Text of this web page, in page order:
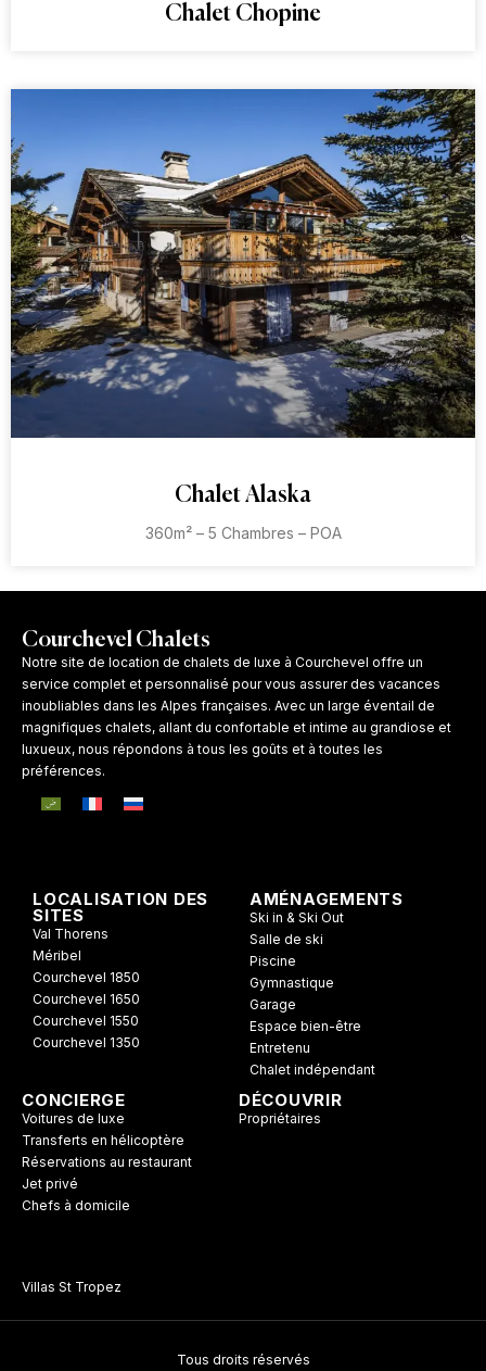
Chalet Chopine
Chalet Alaska
360m² – 5 Chambres – POA
Courchevel Chalets
Notre site de location de chalets de luxe à Courchevel offre un
service complet et personnalisé pour vous assurer des vacances
inoubliables dans les Alpes françaises. Avec un large éventail de
magnifiques chalets, allant du confortable et intime au grandiose et
luxueux, nous répondons à tous les goûts et à toutes les
préférences.
LOCALISATION DES
SITES
Val Thorens
Méribel
Courchevel 1850
Courchevel 1650
Courchevel 1550
Courchevel 1350
AMÉNAGEMENTS
Ski in & Ski Out
Salle de ski
Piscine
Gymnastique
Garage
Espace bien-être
Entretenu
Chalet indépendant
CONCIERGE
Voitures de luxe
Transferts en hélicoptère
Réservations au restaurant
Jet privé
Chefs à domicile
DÉCOUVRIR
Propriétaires
Villas St Tropez
Tous droits réservés